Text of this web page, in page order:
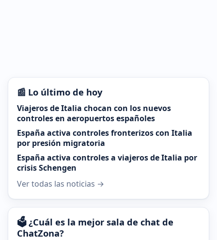
📰 Lo último de hoy
Viajeros de Italia chocan con los nuevos
controles en aeropuertos españoles
España activa controles fronterizos con Italia
por presión migratoria
España activa controles a viajeros de Italia por
crisis Schengen
Ver todas las noticias →
🗳️ ¿Cuál es la mejor sala de chat de
ChatZona?